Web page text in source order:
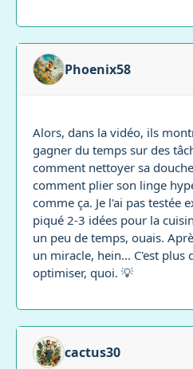
Phoenix58
Alors, dans la vidéo, ils
gagner du temps sur des
comment nettoyer sa
comment plier son linge
comme ça. Je l'ai pas testée
piqué 2-3 idées pour la
un peu de temps, ouais.
un miracle, hein... C'est plus
optimiser, quoi. 💡
cactus30